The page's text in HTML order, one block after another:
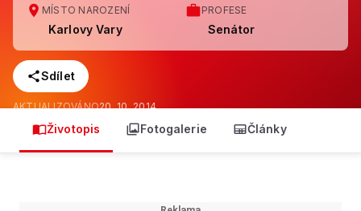
MÍSTO NAROZENÍ
Karlovy Vary
PROFESE
Senátor
Sdílet
AKTUALIZOVÁNO20. 10. 2014
Životopis Fotogalerie Články